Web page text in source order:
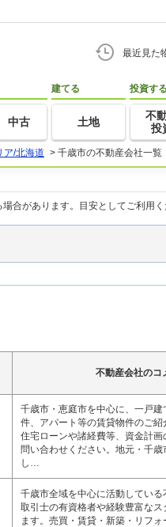
最近見た
中古
建てる
土地
投資する
不
投
ア/北海道 > 千歳市の不動産会社一覧
合があります。目安としてご利用く
不動産会社のコ
千歳市・恵庭市を中心に、一戸建
件、アパート等の賃貸物件のご紹
住宅ローンや諸経費等、資金計
問い合わせください。地元・千歳
し…
千歳市全域を中心に活動してい
取引士の有資格者や経験豊富なス
ます。売買・賃貸・新築・リフ